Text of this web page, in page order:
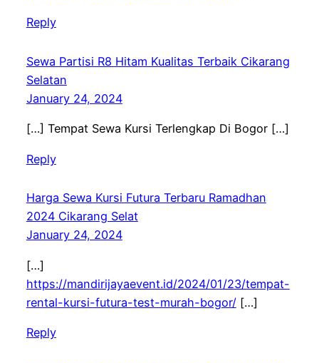
Reply
Sewa Partisi R8 Hitam Kualitas Terbaik Cikarang
Selatan
January 24, 2024
[…] Tempat Sewa Kursi Terlengkap Di Bogor […]
Reply
Harga Sewa Kursi Futura Terbaru Ramadhan
2024 Cikarang Selat
January 24, 2024
[…]
https://mandirijayaevent.id/2024/01/23/tempat-
rental-kursi-futura-test-murah-bogor/[…]
Reply